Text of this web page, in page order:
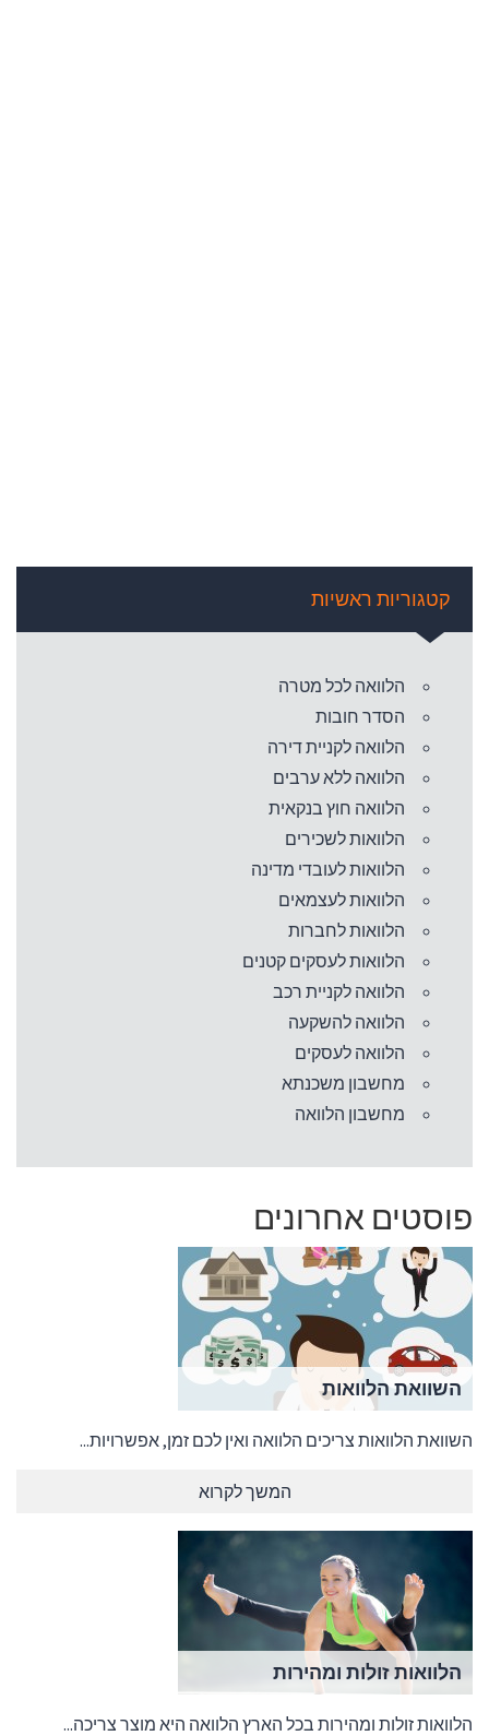
קטגוריות ראשיות
הלוואה לכל מטרה
הסדר חובות
הלוואה לקניית דירה
הלוואה ללא ערבים
הלוואה חוץ בנקאית
הלוואות לשכירים
הלוואות לעובדי מדינה
הלוואות לעצמאים
הלוואות לחברות
הלוואות לעסקים קטנים
הלוואה לקניית רכב
הלוואה להשקעה
הלוואה לעסקים
מחשבון משכנתא
מחשבון הלוואה
פוסטים אחרונים
השוואת הלוואות
השוואת הלוואות צריכים הלוואה ואין לכם זמן, אפשרויות...
המשך לקרוא
הלוואות זולות ומהירות
הלוואות זולות ומהירות בכל הארץ הלוואה היא מוצר צריכה...